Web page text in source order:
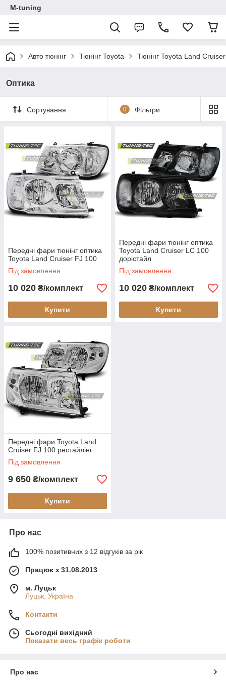
M-tuning
Авто тюнінг Тюнінг Toyota Тюнінг Toyota Land
Оптика
Сортування 0 Фільтри
Передні фари тюнінг оптика
Toyota Land Cruiser FJ 100
Під замовлення
10 020 ₴/комплект
Купити
Передні фари тюнінг оптика
Toyota Land Cruiser LC 100
дорістайл
Під замовлення
10 020 ₴/комплект
Купити
Передні фари Toyota Land
Cruiser FJ 100 рестайлінг
Під замовлення
9 650 ₴/комплект
Купити
Про нас
100% позитивних з 12 відгуків за рік
Працює з 31.08.2013
м. Луцьк
Луцьк, Україна
Контакти
Сьогодні вихідний
Показати весь графік роботи
Про нас